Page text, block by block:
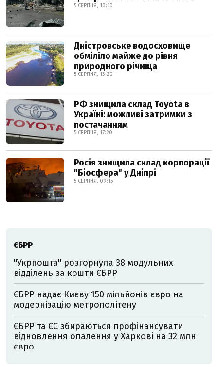
5 СЕРПНЯ, 10:10
Дністровське водосховище
обміліло майже до рівня
природного річища
5 СЕРПНЯ, 13:20
РФ знищила склад Toyota в
Україні: можливі затримки з
постачанням
5 СЕРПНЯ, 17:20
Росія знищила склад корпорації
"Біосфера" у Дніпрі
5 СЕРПНЯ, 09:15
ЄБРР
"Укрпошта" розгорнула 38 модульних
відділень за кошти ЄБРР
ЄБРР надає Києву 150 мільйонів євро на
модернізацію метрополітену
ЄБРР та ЄС збираються профінансувати
відновлення опалення у Харкові на 32 млн
євро